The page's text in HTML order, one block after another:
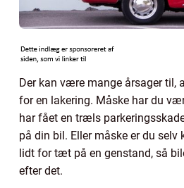
Der kan være mange årsager til,
for en lakering. Måske har du
har fået en træls
på din bil. Eller måske er du
lidt for tæt på en genstand, så
efter det.